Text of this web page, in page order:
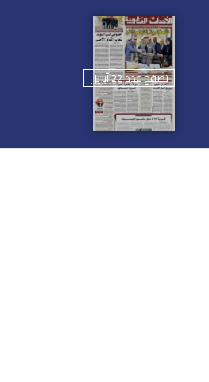
تصفح عدد 22 أبريل